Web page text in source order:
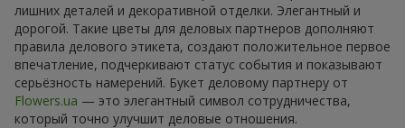
лишних деталей и декоративной отделки. Элегантный и
дорогой. Такие цветы для деловых партнеров дополняют
правила делового этикета, создают положительное первое
впечатление, подчеркивают статус события и показывают
серьёзность намерений. Букет деловому партнеру от
Flowers.ua — это элегантный символ сотрудничества,
который точно улучшит деловые отношения.